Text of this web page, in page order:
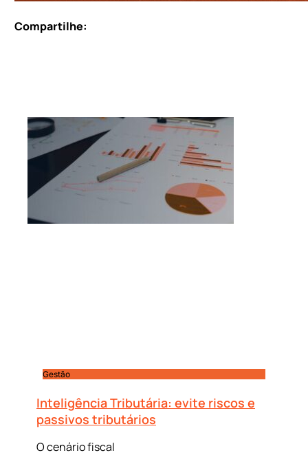
Compartilhe:
Gestão
Inteligência Tributária: evite riscos e
passivos tributários
O cenário fiscal